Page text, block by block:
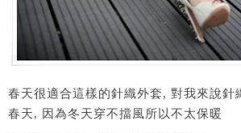
春天很適合這樣的針織外套, 對我來說針
春天, 因為冬天穿不擋風所以不太保暖